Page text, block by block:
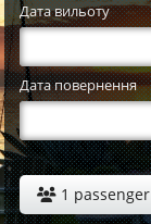
Дата вильоту
Дата повернення
1 passenger